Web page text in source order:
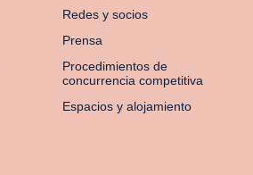
Redes y socios
Prensa
Procedimientos de
concurrencia competitiva
Espacios y alojamiento